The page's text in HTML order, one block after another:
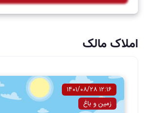
املاک مالک
۱۲:۱۶ ۱۴۰۱/۰۸/۲۸
زمین و باغ